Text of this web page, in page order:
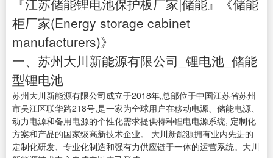
『江苏储能锂电池保护板厂家|储能』《储能
柜厂家(Energy storage cabinet
manufacturers)》
一、苏州大川新能源有限公司_锂电池_储能
型锂电池
苏州大川新能源有限公司成立于2018年,总部位于中国江苏省苏州
市吴江区联华路218号,是一家为全球用户在移动电源、储能电源、
动力电源和备用电源的个性化需求提供特种锂电电源系统, 定制化
方案和产品的国家级高新技术企业。 大川新能源拥有业内先进的
定制化研发、专业化制造和强有力供应链于一体的运营系统。大川